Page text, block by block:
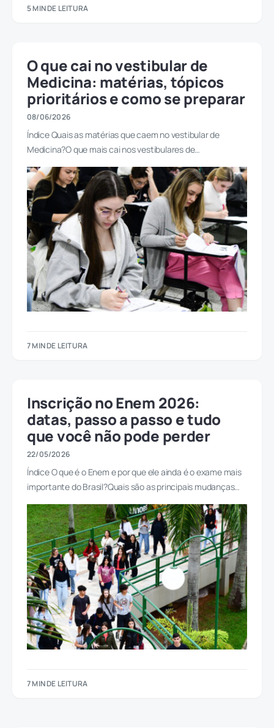
5 MIN DE LEITURA
O que cai no vestibular de
Medicina: matérias, tópicos
prioritários e como se preparar
08/06/2026
Índice Quais as matérias que caem no vestibular de
Medicina?O que mais cai nos vestibulares de…
7 MIN DE LEITURA
Inscrição no Enem 2026:
datas, passo a passo e tudo
que você não pode perder
22/05/2026
Índice O que é o Enem e por que ele ainda é o exame mais
importante do Brasil?Quais são as principais mudanças…
7 MIN DE LEITURA